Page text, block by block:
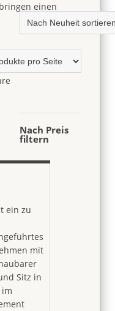
einen
ein zu
mit
Sitz in
im
Nach Preis
filtern